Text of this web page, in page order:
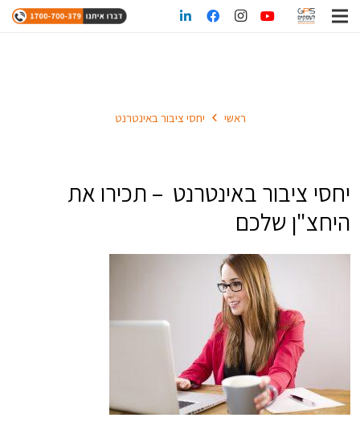
ראשי יחסי ציבור באינטרנט
יחסי ציבור באינטרנט – תכירו את
היחצ"ן שלכם